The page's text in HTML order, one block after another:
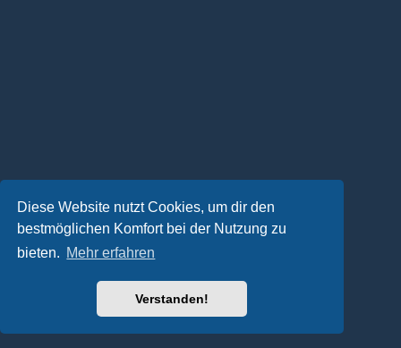
Diese Website nutzt Cookies, um dir den
bestmöglichen Komfort bei der Nutzung zu
bieten. Mehr erfahren
Verstanden!